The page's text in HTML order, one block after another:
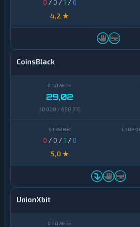
0 / 0 /1 /0
4,2 ★
CoinsBlack
29,02
30 000 / 688 335
0 / 0 /1 /0
5,0 ★
UnionXbit